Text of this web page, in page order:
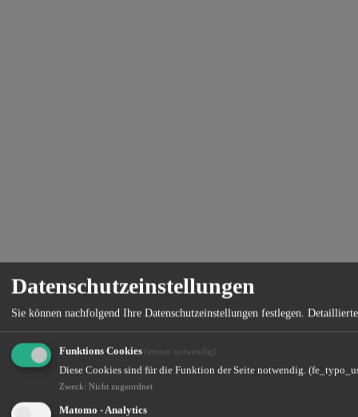
Datenschutzeinstellungen
Sie können nachfolgend Ihre Datenschutzeinstellungen festlegen.
Funktions Cookies (immer notwendig)
Diese Cookies sind für die Funktion der Seite notwendig.
Zweck: Nicht zugeordnet
Matomo - Analytics